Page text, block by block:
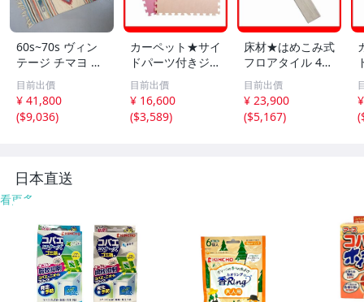
60s~70s ヴィン
テージ チマヨ ラ
グ / オルテガ ア
メリカ アンティ
ーク マット カー
ペット 絨毯 アン
9-506
目前出價
¥ 41,800
($9,036)
カーペット★サイ
ドパーツ付きジョ
イントマット 64
枚セット 大判60c
m 安心の低ホル
ムアルデヒド 防
目前出價
¥ 16,600
($3,589)
床材★はめこみ式
フロアタイル 48
枚セット 6畳/木
目調 フローリン
グ DIY 賃貸OK/防
炎 防水 抗菌 床暖
目前出價
¥ 23,900
($5,167)
(
日本直送
看更多